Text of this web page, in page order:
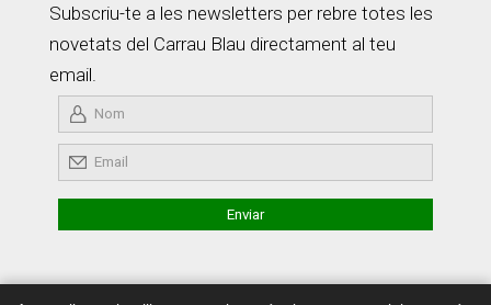
Subscriu-te a les newsletters per rebre totes les
novetats del Carrau Blau directament al teu
email.